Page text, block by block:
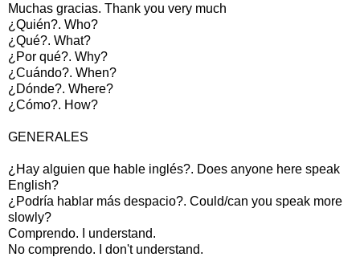
Muchas gracias. Thank you very much
¿Quién?. Who?
¿Qué?. What?
¿Por qué?. Why?
¿Cuándo?. When?
¿Dónde?. Where?
¿Cómo?. How?
GENERALES
¿Hay alguien que hable inglés?. Does anyone here speak
English?
¿Podría hablar más despacio?. Could/can you speak more
slowly?
Comprendo. I understand.
No comprendo. I don't understand.